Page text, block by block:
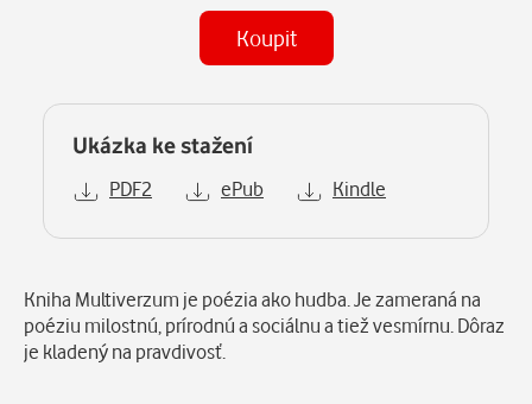
Koupit
Ukázka ke stažení
PDF2 ePub Kindle
Popis
Kniha Multiverzum je poézia ako hudba. Je zameraná na
poéziu milostnú, prírodnú a sociálnu a tiež vesmírnu. Dôraz
je kladený na pravdivosť.